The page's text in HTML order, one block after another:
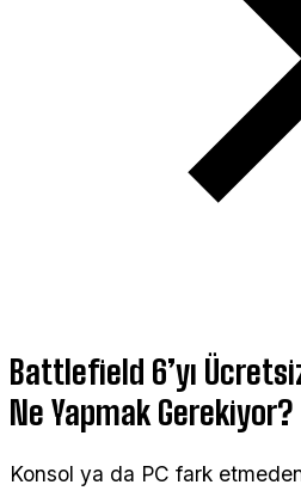
Battlefield 6’yı
Ne Yapmak Gerekiyor?
Konsol ya da PC fark